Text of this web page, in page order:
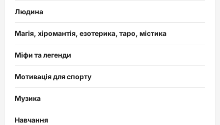
Людина
Магія, хіромантія, езотерика, таро, містика
Міфи та легенди
Мотивація для спорту
Музика
Навчання